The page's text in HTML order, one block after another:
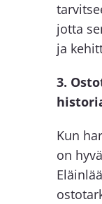
jotta
ja
3.
Kun
on